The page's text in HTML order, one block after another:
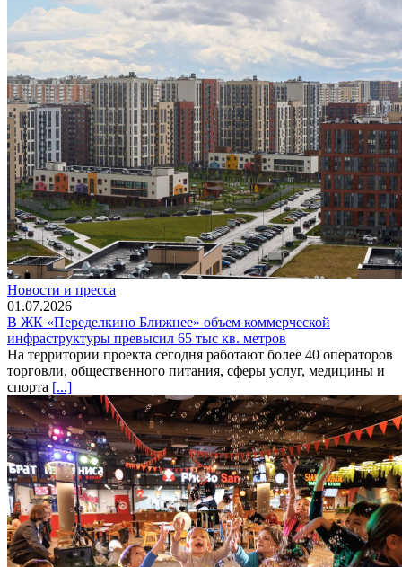
Новости и пресса
01.07.2026
В ЖК «Переделкино Ближнее» объем коммерческой
инфраструктуры превысил 65 тыс кв. метров
На территории проекта сегодня работают более 40 операторов
торговли, общественного питания, сферы услуг, медицины и
спорта [...]